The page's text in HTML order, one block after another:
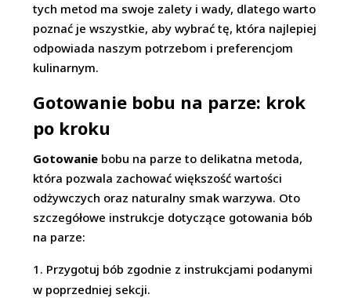
tych metod ma swoje zalety i wady, dlatego warto
poznać je wszystkie, aby wybrać tę, która najlepiej
odpowiada naszym potrzebom i preferencjom
kulinarnym.
Gotowanie bobu na parze: krok
po kroku
Gotowanie bobu na parze to delikatna metoda,
która pozwala zachować większość wartości
odżywczych oraz naturalny smak warzywa. Oto
szczegółowe instrukcje dotyczące gotowania bób
na parze:
Przygotuj bób zgodnie z instrukcjami podanymi
w poprzedniej sekcji.